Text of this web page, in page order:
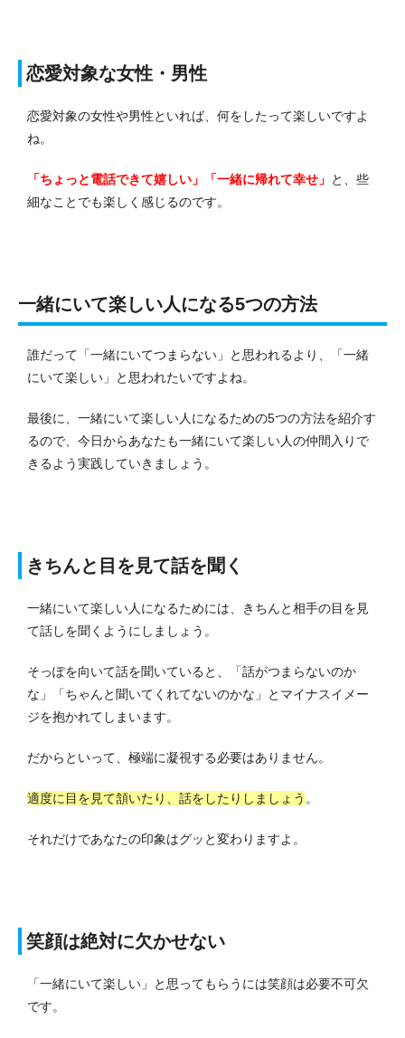
恋愛対象な女性・男性
恋愛対象の女性や男性といれば、何をしたって楽しいですよ
ね。
「ちょっと電話できて嬉しい」「一緒に帰れて幸せ」 と、些
細なことでも楽しく感じるのです。
一緒にいて楽しい人になる5つの方法
誰だって「一緒にいてつまらない」と思われるより、「一緒
にいて楽しい」と思われたいですよね。
最後に、一緒にいて楽しい人になるための5つの方法を紹介す
るので、今日からあなたも一緒にいて楽しい人の仲間入りで
きるよう実践していきましょう。
きちんと目を見て話を聞く
一緒にいて楽しい人になるためには、きちんと相手の目を見
て話しを聞くようにしましょう。
そっぽを向いて話を聞いていると、「話がつまらないのか
な」「ちゃんと聞いてくれてないのかな」とマイナスイメー
ジを抱かれてしまいます。
だからといって、極端に凝視する必要はありません。
適度に目を見て頷いたり、話をしたりしましょう 。
それだけであなたの印象はグッと変わりますよ。
笑顔は絶対に欠かせない
「一緒にいて楽しい」と思ってもらうには笑顔は必要不可欠
です。